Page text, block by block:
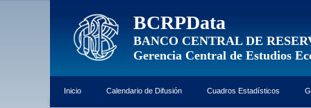
BCRPData
BANCO CENTRAL DE
Gerencia Central de Estudios
Inicio Calendario de Difusión Cuadros Estadísticos